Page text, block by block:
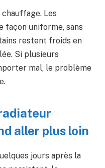
Les
façon uniforme, sans
restent froids en
Si plusieurs
mal, le problème
aller plus loin
jours après la